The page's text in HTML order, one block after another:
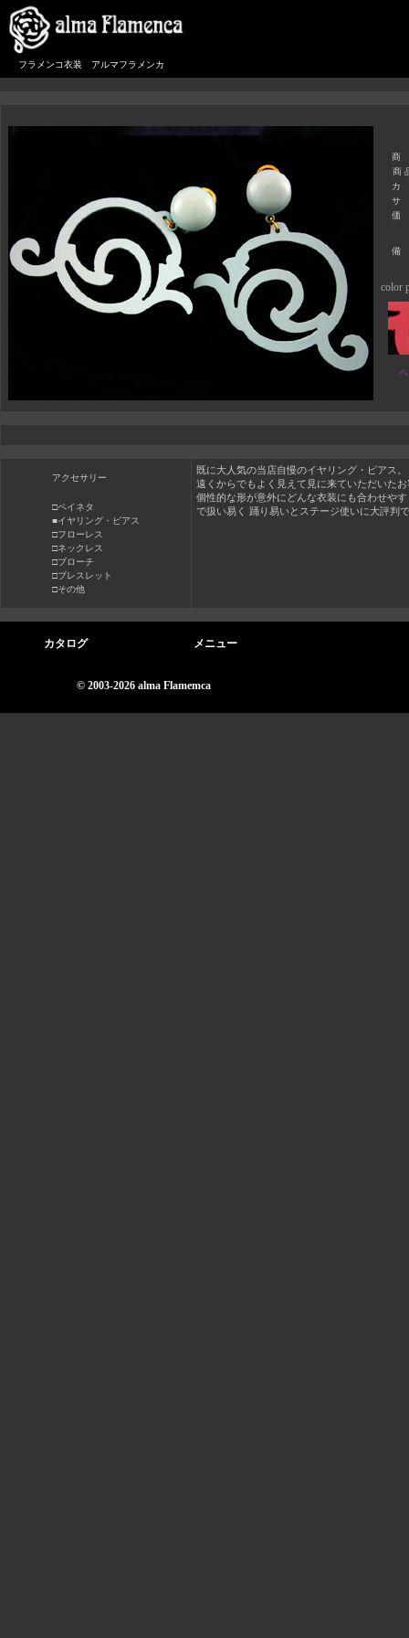
フラメンコ衣装 アルマフラメンカ
商
商
カ
サ
color
アクセサリー
□ペイネタ
■イヤリング・ピアス
□フローレス
□ネックレス
□ブローチ
□ブレスレット
□その他
既に大人気の当店自慢のイヤリング・ピアス。
遠くからでもよく見えて見に来ていただいた
個性的な形が意外にどんな衣装にも合わせや
で扱い易く 踊り易いとステージ使いに大評判
カタログ メニュー
© 2003-2026 alma Flamemca